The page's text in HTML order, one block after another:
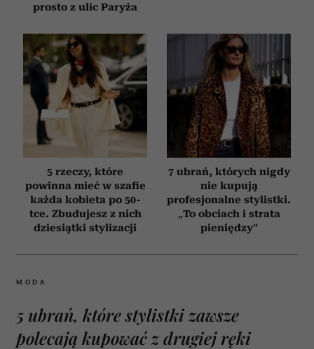
prosto z ulic Paryża
5 rzeczy, które
powinna mieć w szafie
każda kobieta po 50-
tce. Zbudujesz z nich
dziesiątki stylizacji
7 ubrań, których nigdy
nie kupują
profesjonalne stylistki.
„To obciach i strata
pieniędzy”
MODA
5 ubrań, które stylistki zawsze
polecają kupować z drugiej ręki